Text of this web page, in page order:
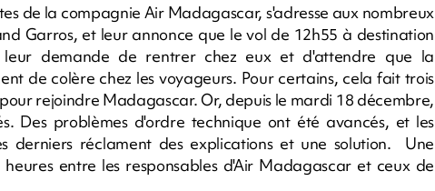
de la compagnie Air Madagascar, s'adresse aux nombreux
Garros, et leur annonce que le vol de 12h55 à destination
demande de rentrer chez eux et d'attendre que la
de colère chez les voyageurs. Pour certains, cela fait trois
rejoindre Madagascar. Or, depuis le mardi 18 décembre,
Des problèmes d'ordre technique ont été avancés, et les
derniers réclament des explications et une solution. Une
entre les responsables d'Air Madagascar et ceux de